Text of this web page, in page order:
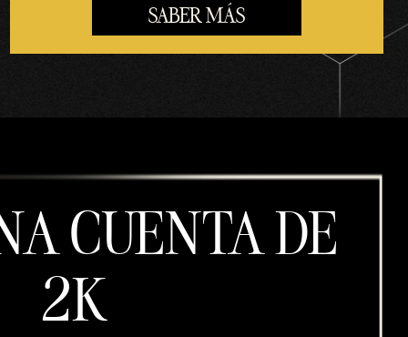
SABER MÁS
CUENTA DE
2K